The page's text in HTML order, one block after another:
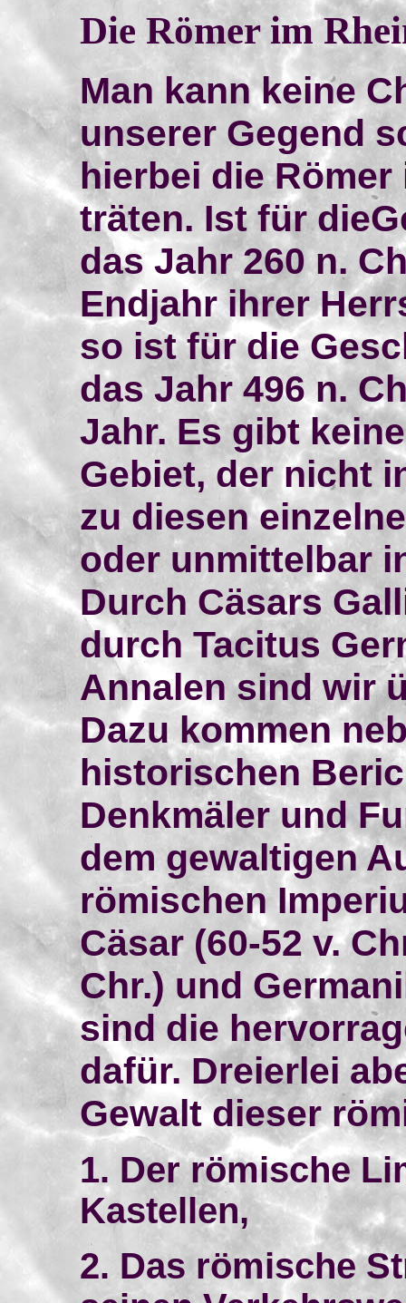
Die Römer im
Man kann keine
unserer Gegend
hierbei die
träten. Ist für
das Jahr 260 n.
Endjahr ihrer
so ist für die
das Jahr 496 n.
Jahr. Es gibt
Gebiet, der nicht
zu diesen
oder unmittelbar
Durch Cäsars
durch Tacitus
Annalen sind wir
Dazu kommen
historischen
Denkmäler und
dem gewaltigen
römischen
Cäsar (60-52 v.
Chr.) und
sind die
dafür. Dreierlei
Gewalt dieser
1. Der römische
Kastellen,
2. Das römische